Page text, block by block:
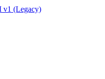
v1 (Legacy)